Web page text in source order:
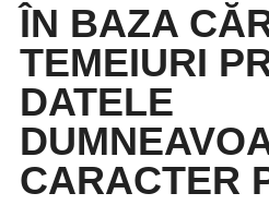
ÎN BAZA
TEMEIURI
DATELE
CARACTER